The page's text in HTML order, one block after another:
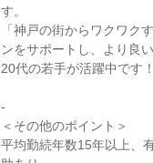
す。
「神戸の街からワクワク
ンをサポートし、より良
20代の若手が活躍中です！
-
＜その他のポイント＞
平均勤続年数15年以上、